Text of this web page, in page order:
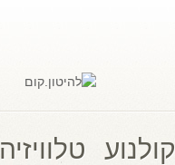
קולנוע טלוויזיה